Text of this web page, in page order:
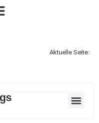
Aktuelle Seite: